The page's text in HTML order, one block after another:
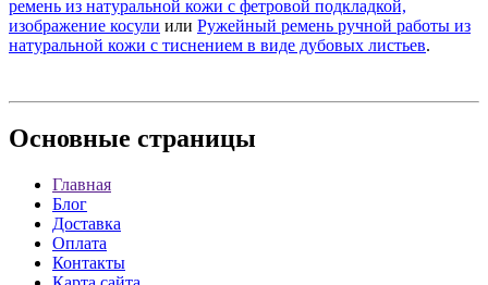
ремень из натуральной кожи с фетровой подкладкой,
изображение косули или Ружейный ремень ручной работы из
натуральной кожи с тиснением в виде дубовых листьев.
Основные страницы
Главная
Блог
Доставка
Оплата
Контакты